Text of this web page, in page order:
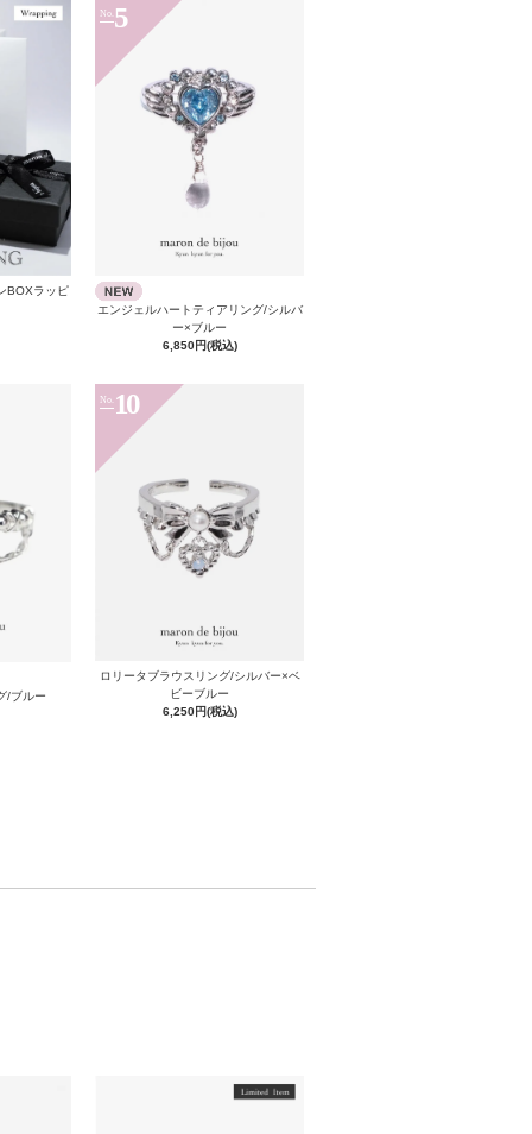
BOXラッピ
No. 5
エンジェルハートティアリング/シルバ
ー×ブルー
6,850円(税込)
/ブルー
No. 10
ロリータブラウスリング/シルバー×ベ
ビーブルー
6,250円(税込)